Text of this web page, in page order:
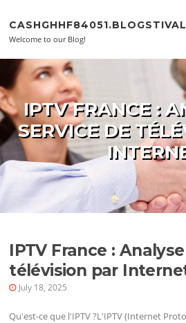
Welcome to our Blog!
IPTV FRANCE :
SERVICE DE
IPTV France :
télévision par
July 18, 2025
Qu'est-ce que l'IPTV ?L'IPTV (Internet